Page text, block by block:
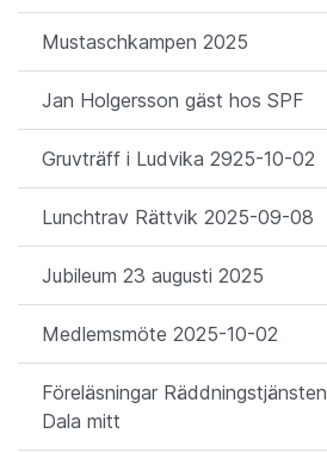
Mustaschkampen 2025
Jan Holgersson gäst hos SPF
Gruvträff i Ludvika 2925-10-02
Lunchtrav Rättvik 2025-09-08
Jubileum 23 augusti 2025
Medlemsmöte 2025-10-02
Föreläsningar Räddningstjänsten
Dala mitt